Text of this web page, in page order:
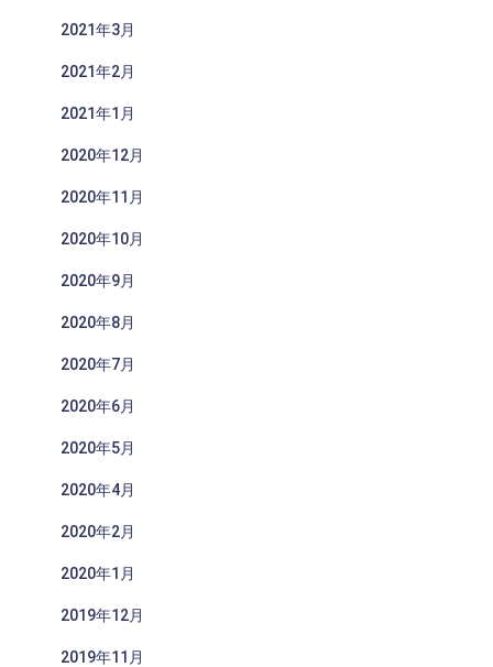
2021年3月
2021年2月
2021年1月
2020年12月
2020年11月
2020年10月
2020年9月
2020年8月
2020年7月
2020年6月
2020年5月
2020年4月
2020年2月
2020年1月
2019年12月
2019年11月